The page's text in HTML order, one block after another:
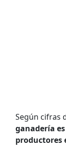
Según cifras
ganadería
productores